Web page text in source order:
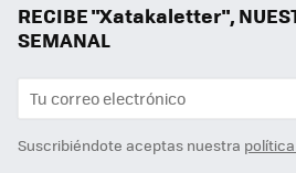
RECIBE "Xatakaletter",
SEMANAL
Suscribiéndote aceptas nuestra